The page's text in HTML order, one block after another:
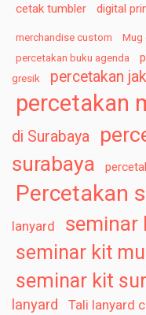
cetak tumbler digital
merchandise custom Mug
percetakan buku agenda
gresik
percetakan
percetakan
di Surabaya
surabaya
Percetakan
lanyard
seminar
seminar kit
seminar kit
lanyard
Tali lanyard